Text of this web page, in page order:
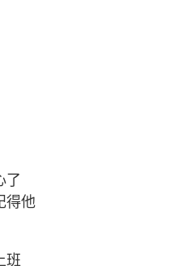
了
得他
班